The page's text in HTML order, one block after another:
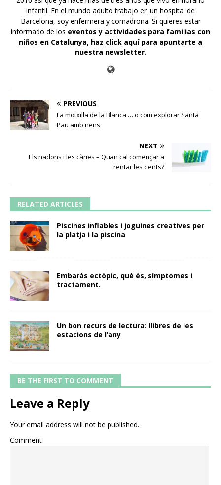
infantil. En el mundo adulto trabajo en un hospital de
Barcelona, soy enfermera y comadrona. Si quieres estar
informado de los eventos y actividades para familias con
niños en Catalunya, haz click aquí para apuntarte a
nuestra newsletter.
PREVIOUS
La motxilla de la Blanca … o com explorar Santa
Pau amb nens
NEXT
Els nadons i les càries – Quan cal començar a
rentar les dents?
RELATED ARTICLES
Piscines inflables i joguines creatives per
la platja i la piscina
Embaràs ectòpic, què és, símptomes i
tractament.
Un bon recurs de lectura: llibres de les
estacions de l’any
BE THE FIRST TO COMMENT
Leave a Reply
Your email address will not be published.
Comment